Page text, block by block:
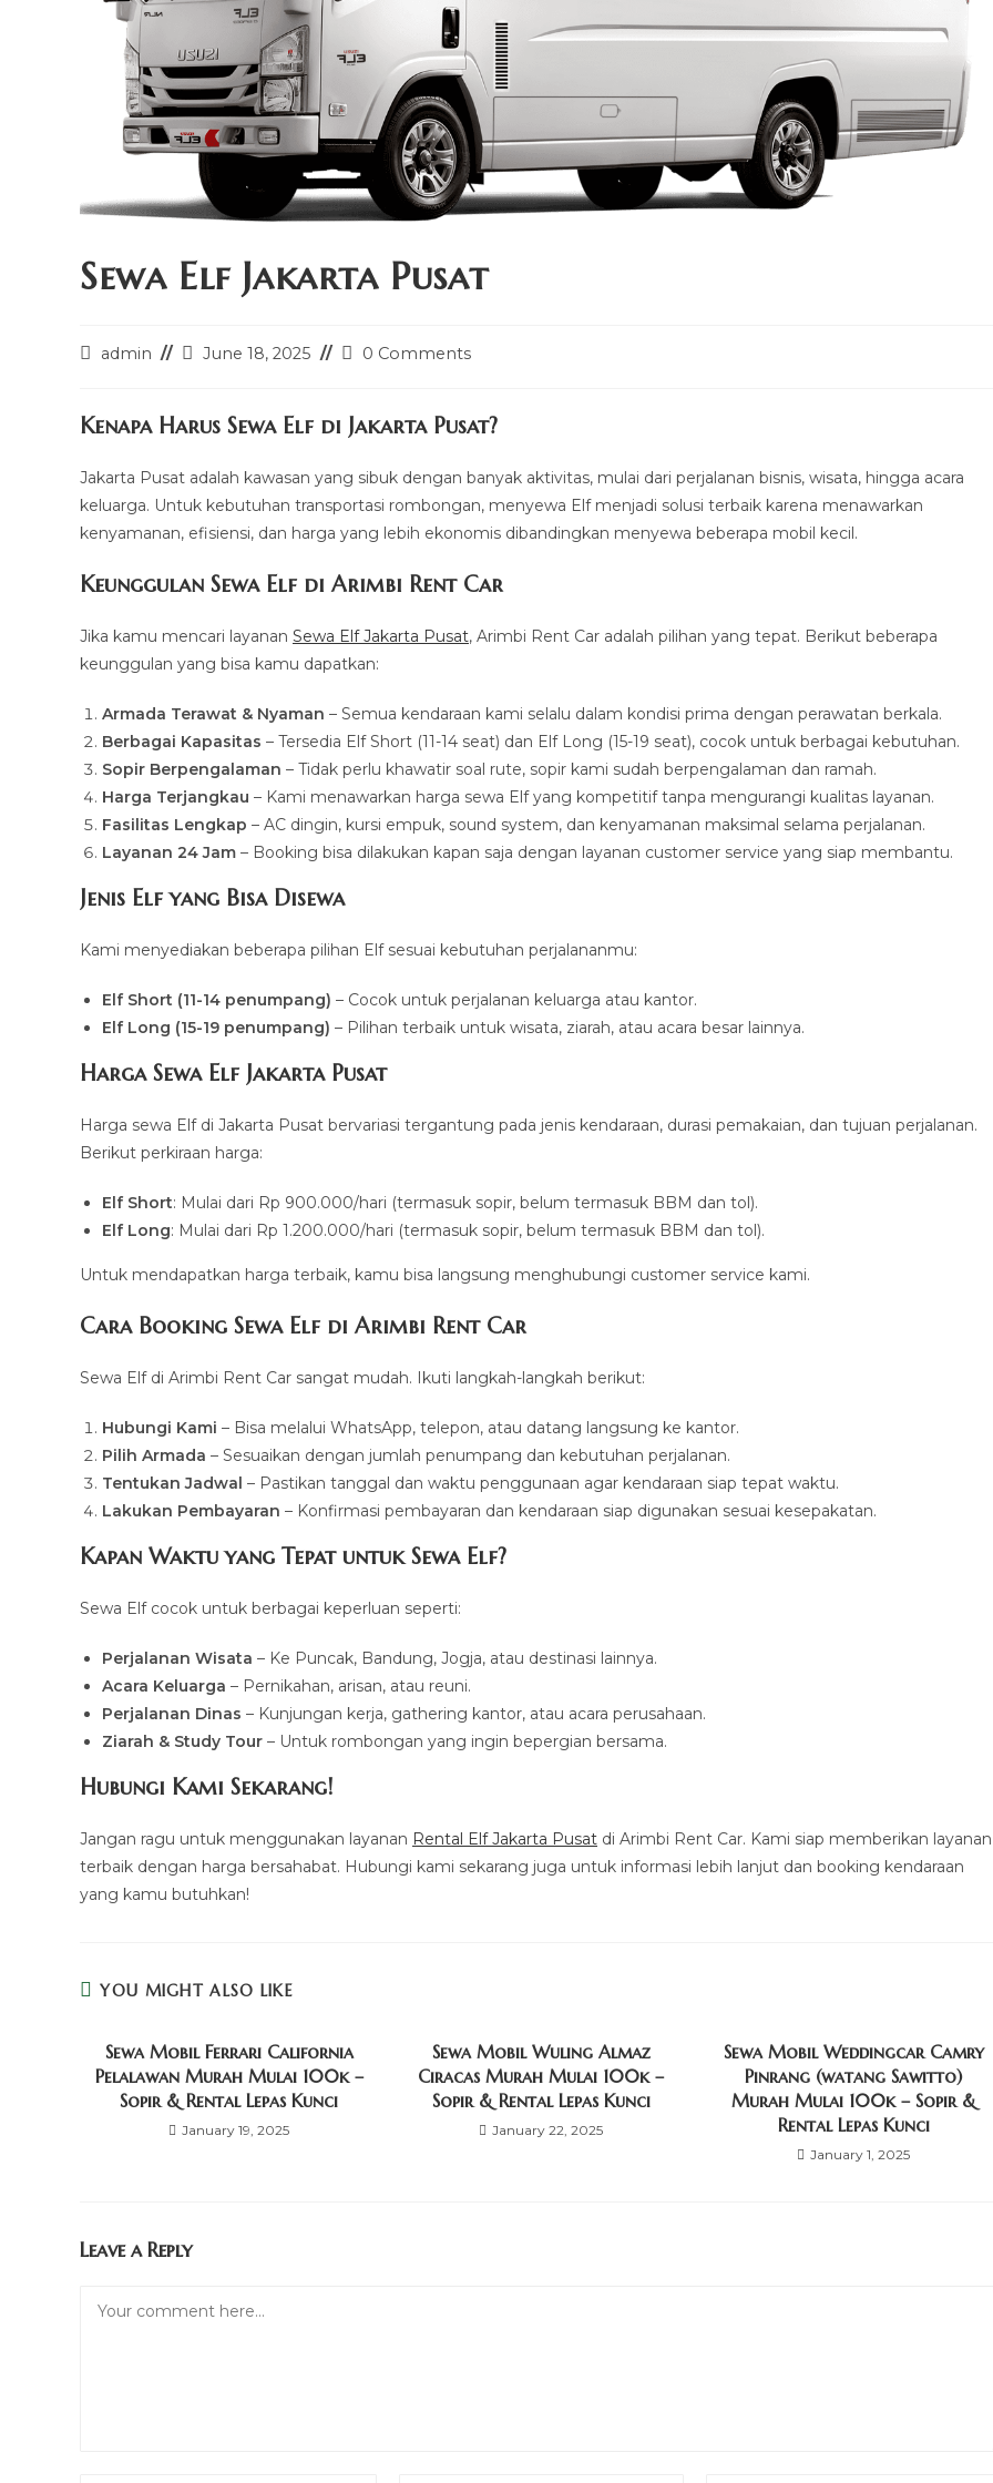
Sewa Elf Jakarta Pusat
Postadmin
PostJune 18, 2025
Post0 Comments
Kenapa Harus Sewa Elf di Jakarta Pusat?
Jakarta Pusat adalah kawasan yang sibuk dengan banyak aktivitas, mulai dari perjalanan bisnis, wisata, hingga acara
keluarga. Untuk kebutuhan transportasi rombongan, menyewa Elf menjadi solusi terbaik karena menawarkan
kenyamanan, efisiensi, dan harga yang lebih ekonomis dibandingkan menyewa beberapa mobil kecil.
Keunggulan Sewa Elf di Arimbi Rent Car
Jika kamu mencari layanan Sewa Elf Jakarta Pusat, Arimbi Rent Car adalah pilihan yang tepat. Berikut beberapa
keunggulan yang bisa kamu dapatkan:
Armada Terawat & Nyaman – Semua kendaraan kami selalu dalam kondisi prima dengan perawatan berkala.
Berbagai Kapasitas – Tersedia Elf Short (11-14 seat) dan Elf Long (15-19 seat), cocok untuk berbagai kebutuhan.
Sopir Berpengalaman – Tidak perlu khawatir soal rute, sopir kami sudah berpengalaman dan ramah.
Harga Terjangkau – Kami menawarkan harga sewa Elf yang kompetitif tanpa mengurangi kualitas layanan.
Fasilitas Lengkap – AC dingin, kursi empuk, sound system, dan kenyamanan maksimal selama perjalanan.
Layanan 24 Jam – Booking bisa dilakukan kapan saja dengan layanan customer service yang siap membantu.
Jenis Elf yang Bisa Disewa
Kami menyediakan beberapa pilihan Elf sesuai kebutuhan perjalananmu:
Elf Short (11-14 penumpang) – Cocok untuk perjalanan keluarga atau kantor.
Elf Long (15-19 penumpang) – Pilihan terbaik untuk wisata, ziarah, atau acara besar lainnya.
Harga Sewa Elf Jakarta Pusat
Harga sewa Elf di Jakarta Pusat bervariasi tergantung pada jenis kendaraan, durasi pemakaian, dan tujuan perjalanan.
Berikut perkiraan harga:
Elf Short: Mulai dari Rp 900.000/hari (termasuk sopir, belum termasuk BBM dan tol).
Elf Long: Mulai dari Rp 1.200.000/hari (termasuk sopir, belum termasuk BBM dan tol).
Untuk mendapatkan harga terbaik, kamu bisa langsung menghubungi customer service kami.
Cara Booking Sewa Elf di Arimbi Rent Car
Sewa Elf di Arimbi Rent Car sangat mudah. Ikuti langkah-langkah berikut:
Hubungi Kami – Bisa melalui WhatsApp, telepon, atau datang langsung ke kantor.
Pilih Armada – Sesuaikan dengan jumlah penumpang dan kebutuhan perjalanan.
Tentukan Jadwal – Pastikan tanggal dan waktu penggunaan agar kendaraan siap tepat waktu.
Lakukan Pembayaran – Konfirmasi pembayaran dan kendaraan siap digunakan sesuai kesepakatan.
Kapan Waktu yang Tepat untuk Sewa Elf?
Sewa Elf cocok untuk berbagai keperluan seperti:
Perjalanan Wisata – Ke Puncak, Bandung, Jogja, atau destinasi lainnya.
Acara Keluarga – Pernikahan, arisan, atau reuni.
Perjalanan Dinas – Kunjungan kerja, gathering kantor, atau acara perusahaan.
Ziarah & Study Tour – Untuk rombongan yang ingin bepergian bersama.
Hubungi Kami Sekarang!
Jangan ragu untuk menggunakan layanan Rental Elf Jakarta Pusat di Arimbi Rent Car. Kami siap memberikan layanan
terbaik dengan harga bersahabat. Hubungi kami sekarang juga untuk informasi lebih lanjut dan booking kendaraan
yang kamu butuhkan!
YOU MIGHT ALSO LIKE
Sewa Mobil Ferrari California
Pelalawan Murah Mulai 100k –
Sopir & Rental Lepas Kunci
January 19, 2025
Sewa Mobil Wuling Almaz
Ciracas Murah Mulai 100k –
Sopir & Rental Lepas Kunci
January 22, 2025
Sewa Mobil Weddingcar Camry
Pinrang (watang Sawitto)
Murah Mulai 100k – Sopir &
Rental Lepas Kunci
January 1, 2025
Leave a Reply